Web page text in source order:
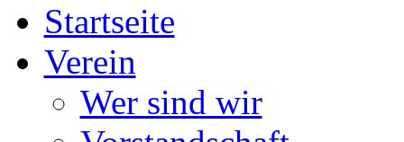
Startseite
Verein
Wer sind wir